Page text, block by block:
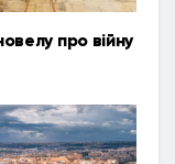
про війну